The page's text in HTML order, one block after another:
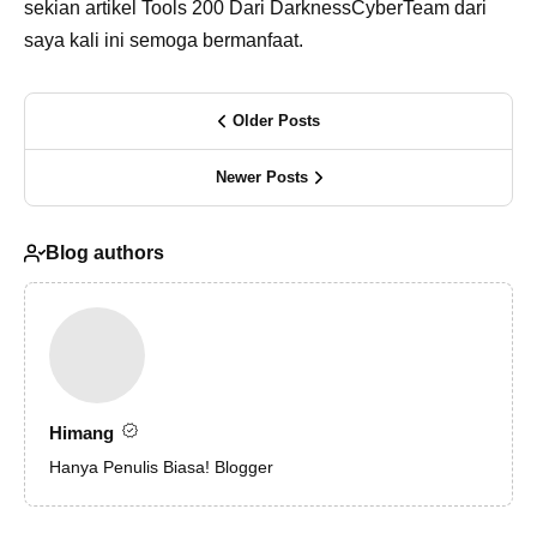
sekian artikel Tools 200 Dari DarknessCyberTeam dari
saya kali ini semoga bermanfaat.
Older Posts
Newer Posts
Blog authors
Himang
Hanya Penulis Biasa! Blogger